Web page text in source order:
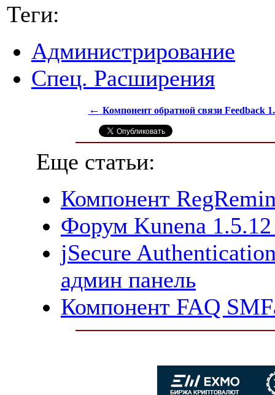
Теги:
Администрирование
Спец. Расширения
← Компонент обратной связи Feedback
Еще статьи:
Компонент
Форум Kunena
jSecure
админ панель
Компонент FAQ